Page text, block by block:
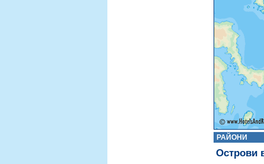
РАЙОНИ
Острови